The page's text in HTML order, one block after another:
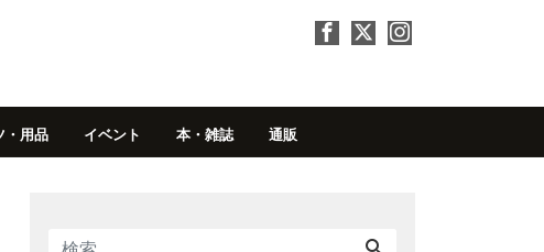
・用品 イベント 本・雑誌 通販